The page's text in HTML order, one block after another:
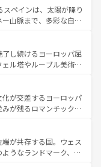
光の合間には、本場の
料理を堪能することも
ない旅をしてみよう！
テンツ一覧 を参照してほ
ペインは、太陽が降り
山脈まで、多彩な自然
フラメンコ、熱気あふ
生活の一部となってい
囲気や、バルセロナの
トまで多彩な表情を見
なるスペインはその個
を魅了する。 なお、新着のスペイン情報はコ
し続けるヨーロッパ屈
ル塔やルーブル美術館
麗な宮殿、歴史的な大
自然が、訪れる者を心
食の国としても知ら
ンス、プロヴァンスの
楽しみ方が可能だ。さ
れており、どの街角に
が交差するヨーロッパ
が残るロマンチック街
飽きることがない。ベ
のアルプスの絶景、そ
た風景は必見。ビール
が共存する国。ウェス
うなランドマーク、歴